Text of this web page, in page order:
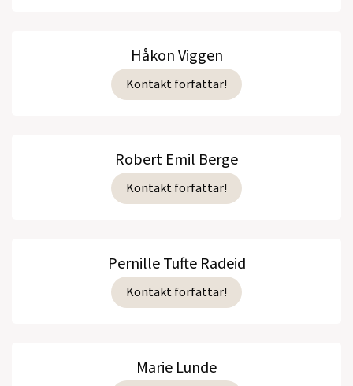
Håkon Viggen
Kontakt forfattar!
Robert Emil Berge
Kontakt forfattar!
Pernille Tufte Radeid
Kontakt forfattar!
Marie Lunde